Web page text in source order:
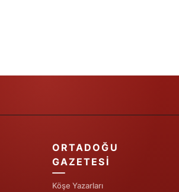
ORTADOĞU
GAZETESI
Köşe Yazarları